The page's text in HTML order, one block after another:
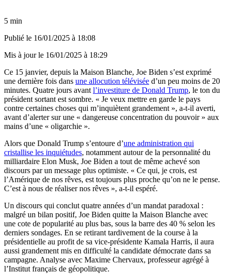
5 min
Publié le 16/01/2025 à 18:08
Mis à jour le 16/01/2025 à 18:29
Ce 15 janvier, depuis la Maison Blanche, Joe Biden s’est exprimé
une dernière fois dans une allocution télévisée d’un peu moins de 20
minutes. Quatre jours avant l’investiture de Donald Trump, le ton du
président sortant est sombre. « Je veux mettre en garde le pays
contre certaines choses qui m’inquiètent grandement », a-t-il averti,
avant d’alerter sur une « dangereuse concentration du pouvoir » aux
mains d’une « oligarchie ».
Alors que Donald Trump s’entoure d’une administration qui
cristallise les inquiétudes, notamment autour de la personnalité du
milliardaire Elon Musk, Joe Biden a tout de même achevé son
discours par un message plus optimiste. « Ce qui, je crois, est
l’Amérique de nos rêves, est toujours plus proche qu’on ne le pense.
C’est à nous de réaliser nos rêves », a-t-il espéré.
Un discours qui conclut quatre années d’un mandat paradoxal :
malgré un bilan positif, Joe Biden quitte la Maison Blanche avec
une cote de popularité au plus bas, sous la barre des 40 % selon les
derniers sondages. En se retirant tardivement de la course à la
présidentielle au profit de sa vice-présidente Kamala Harris, il aura
aussi grandement mis en difficulté la candidate démocrate dans sa
campagne. Analyse avec Maxime Chervaux, professeur agrégé à
l’Institut français de géopolitique.